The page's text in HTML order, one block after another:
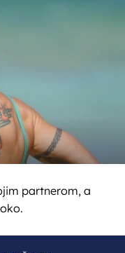
partnerom, a